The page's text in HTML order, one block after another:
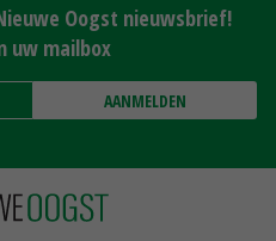
Oogst nieuwsbrief!
uw mailbox
AANMELDEN